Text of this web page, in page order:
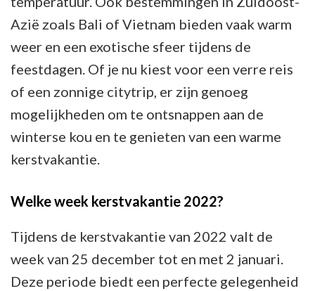
Azië zoals Bali of Vietnam bieden vaak warm
weer en een exotische sfeer tijdens de
feestdagen. Of je nu kiest voor een verre reis
of een zonnige citytrip, er zijn genoeg
mogelijkheden om te ontsnappen aan de
winterse kou en te genieten van een warme
kerstvakantie.
Welke week kerstvakantie 2022?
Tijdens de kerstvakantie van 2022 valt de
week van 25 december tot en met 2 januari.
Deze periode biedt een perfecte gelegenheid